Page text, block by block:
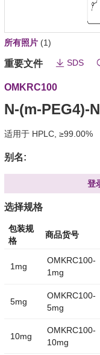
所有照片 (1)
重要文件 SDS
OMKRC100
N-(m-PEG4)-
适用于 HPLC, ≥99.00%
别名:
登
选择规格
包装规
格
商品货号
1mg
OMKRC100-
1mg
5mg
OMKRC100-
5mg
10mg
OMKRC100-
10mg